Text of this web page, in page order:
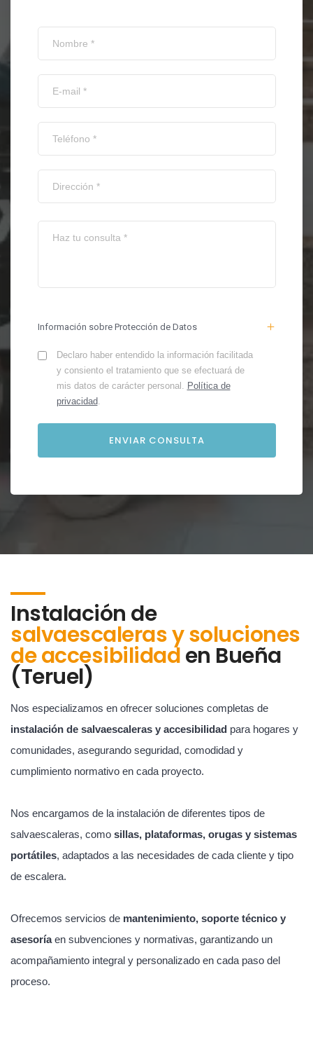
Información sobre Protección de Datos
Declaro haber entendido la información facilitada
y consiento el tratamiento que se efectuará de
mis datos de carácter personal. Política de
privacidad.
Instalación de
salvaescaleras y soluciones
de accesibilidaden Bueña
(Teruel)
Nos especializamos en ofrecer soluciones completas de
instalación de salvaescaleras y accesibilidad para hogares y
comunidades, asegurando seguridad, comodidad y
cumplimiento normativo en cada proyecto.
Nos encargamos de la instalación de diferentes tipos de
salvaescaleras, como sillas, plataformas, orugas y sistemas
portátiles, adaptados a las necesidades de cada cliente y tipo
de escalera.
Ofrecemos servicios de mantenimiento, soporte técnico y
asesoríaen subvenciones y normativas, garantizando un
acompañamiento integral y personalizado en cada paso del
proceso.